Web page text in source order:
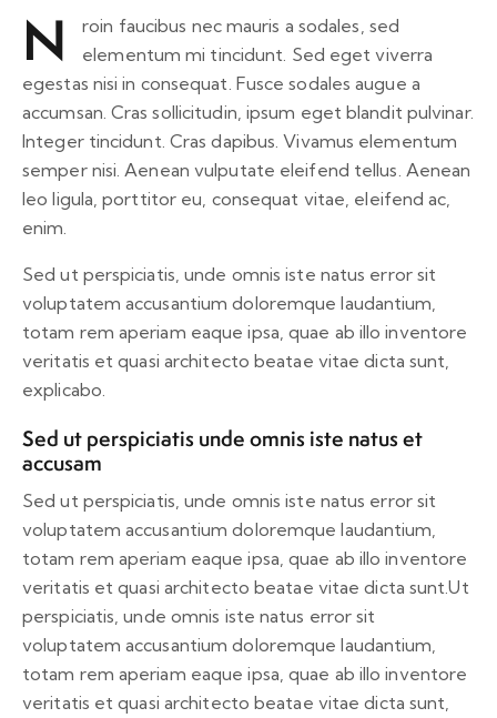
N
roin faucibus nec mauris a sodales, sed
elementum mi tincidunt. Sed eget viverra
egestas nisi in consequat. Fusce sodales augue a
accumsan. Cras sollicitudin, ipsum eget blandit pulvinar.
Integer tincidunt. Cras dapibus. Vivamus elementum
semper nisi. Aenean vulputate eleifend tellus. Aenean
leo ligula, porttitor eu, consequat vitae, eleifend ac,
enim.
Sed ut perspiciatis, unde omnis iste natus error sit
voluptatem accusantium doloremque laudantium,
totam rem aperiam eaque ipsa, quae ab illo inventore
veritatis et quasi architecto beatae vitae dicta sunt,
explicabo.
Sed ut perspiciatis unde omnis iste natus et
accusam
Sed ut perspiciatis, unde omnis iste natus error sit
voluptatem accusantium doloremque laudantium,
totam rem aperiam eaque ipsa, quae ab illo inventore
veritatis et quasi architecto beatae vitae dicta sunt.Ut
perspiciatis, unde omnis iste natus error sit
voluptatem accusantium doloremque laudantium,
totam rem aperiam eaque ipsa, quae ab illo inventore
veritatis et quasi architecto beatae vitae dicta sunt,